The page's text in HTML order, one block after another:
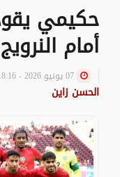
حكيمي
أمام النرويج
الحسن زاين